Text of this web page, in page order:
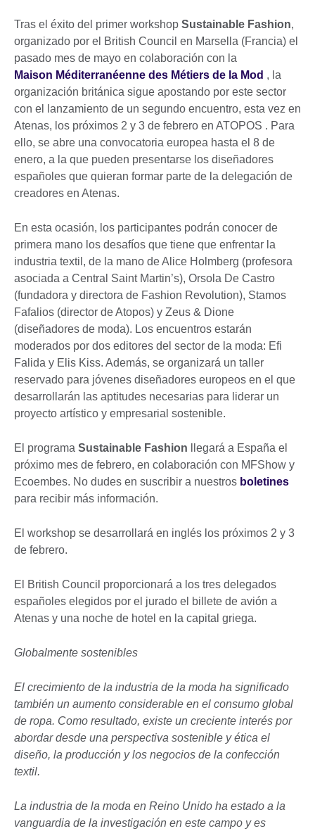
Tras el éxito del primer workshop Sustainable Fashion,
organizado por el British Council en Marsella (Francia) el
pasado mes de mayo en colaboración con la
Maison Méditerranéenne des Métiers de la Mod , la
organización británica sigue apostando por este sector
con el lanzamiento de un segundo encuentro, esta vez en
Atenas, los próximos 2 y 3 de febrero en ATOPOS . Para
ello, se abre una convocatoria europea hasta el 8 de
enero, a la que pueden presentarse los diseñadores
españoles que quieran formar parte de la delegación de
creadores en Atenas.
En esta ocasión, los participantes podrán conocer de
primera mano los desafíos que tiene que enfrentar la
industria textil, de la mano de Alice Holmberg (profesora
asociada a Central Saint Martin’s), Orsola De Castro
(fundadora y directora de Fashion Revolution), Stamos
Fafalios (director de Atopos) y Ζeus & Dione
(diseñadores de moda). Los encuentros estarán
moderados por dos editores del sector de la moda: Efi
Falida y Elis Kiss. Además, se organizará un taller
reservado para jóvenes diseñadores europeos en el que
desarrollarán las aptitudes necesarias para liderar un
proyecto artístico y empresarial sostenible.
El programa Sustainable Fashion llegará a España el
próximo mes de febrero, en colaboración con MFShow y
Ecoembes. No dudes en suscribir a nuestros boletines
para recibir más información.
El workshop se desarrollará en inglés los próximos 2 y 3
de febrero.
El British Council proporcionará a los tres delegados
españoles elegidos por el jurado el billete de avión a
Atenas y una noche de hotel en la capital griega.
Globalmente sostenibles
El crecimiento de la industria de la moda ha significado
también un aumento considerable en el consumo global
de ropa. Como resultado, existe un creciente interés por
abordar desde una perspectiva sostenible y ética el
diseño, la producción y los negocios de la confección
textil.
La industria de la moda en Reino Unido ha estado a la
vanguardia de la investigación en este campo y es